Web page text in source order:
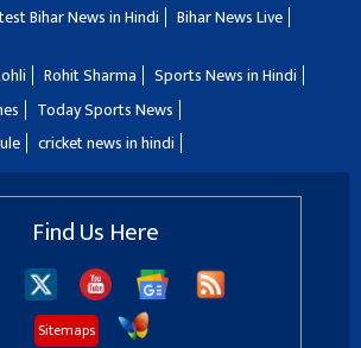
Bihar News in Hindi Bihar News Live
Rohit Sharma
Sports News in Hindi
Today Sports News
cricket news in hindi
Find Us Here
Sitemaps